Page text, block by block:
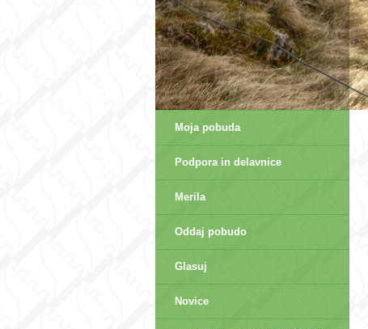
Moja pobuda
Podpora in delavnice
Merila
Oddaj pobudo
Glasuj
Novice